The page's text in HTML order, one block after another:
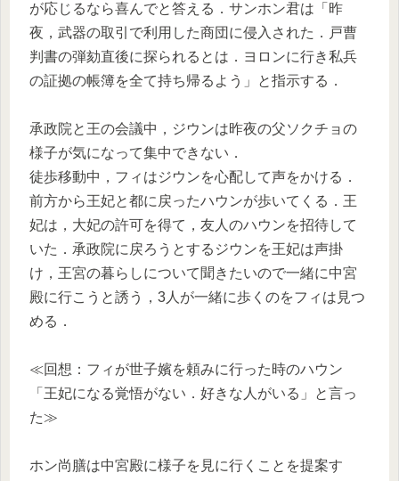
が応じるなら喜んでと答える．サンホン君は「昨
夜，武器の取引で利用した商団に侵入された．戸曹
判書の弾劾直後に探られるとは．ヨロンに行き私兵
の証拠の帳簿を全て持ち帰るよう」と指示する．
承政院と王の会議中，ジウンは昨夜の父ソクチョの
様子が気になって集中できない．
徒歩移動中，フィはジウンを心配して声をかける．
前方から王妃と都に戻ったハウンが歩いてくる．王
妃は，大妃の許可を得て，友人のハウンを招待して
いた．承政院に戻ろうとするジウンを王妃は声掛
け，王宮の暮らしについて聞きたいので一緒に中宮
殿に行こうと誘う，3人が一緒に歩くのをフィは見つ
める．
≪回想：フィが世子嬪を頼みに行った時のハウン
「王妃になる覚悟がない．好きな人がいる」と言っ
た≫
ホン尚膳は中宮殿に様子を見に行くことを提案す